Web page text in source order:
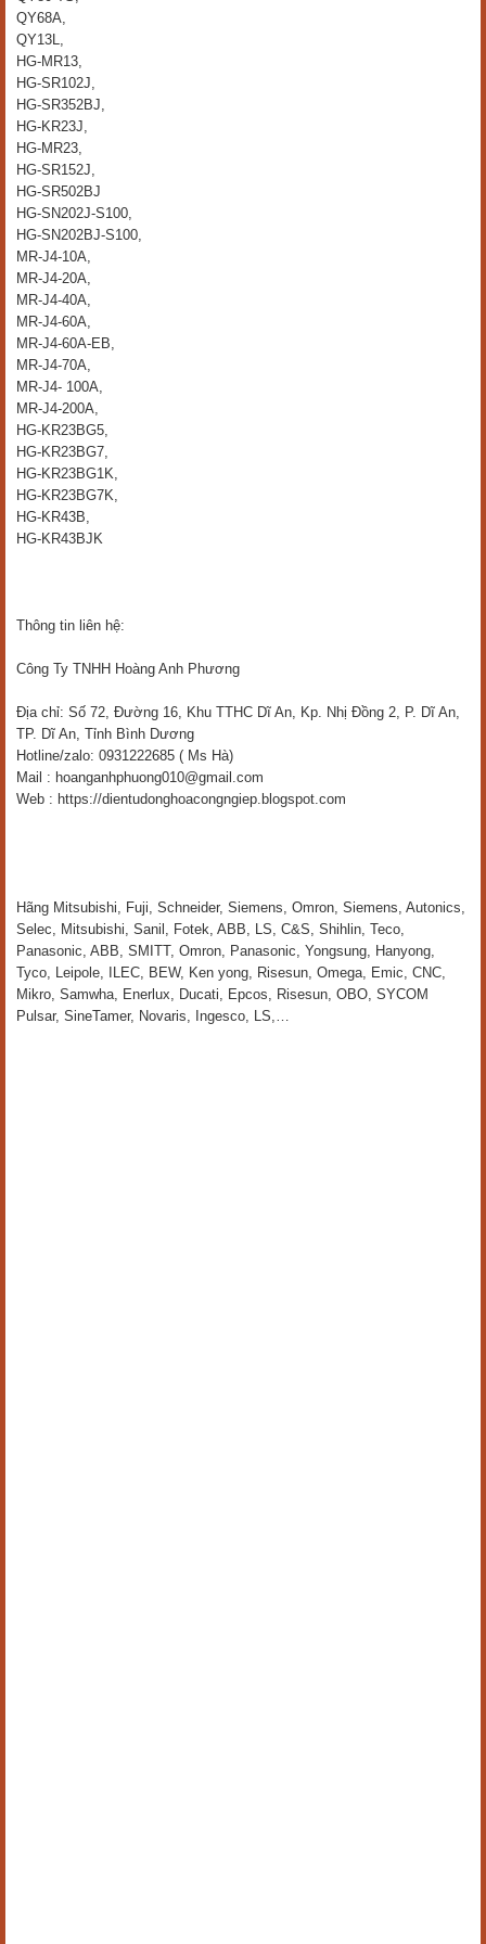
QY68A,
QY13L,
HG-MR13,
HG-SR102J,
HG-SR352BJ,
HG-KR23J,
HG-MR23,
HG-SR152J,
HG-SR502BJ
HG-SN202J-S100,
HG-SN202BJ-S100,
MR-J4-10A,
MR-J4-20A,
MR-J4-40A,
MR-J4-60A,
MR-J4-60A-EB,
MR-J4-70A,
MR-J4- 100A,
MR-J4-200A,
HG-KR23BG5,
HG-KR23BG7,
HG-KR23BG1K,
HG-KR23BG7K,
HG-KR43B,
HG-KR43BJK
Thông tin liên hệ:
Công Ty TNHH Hoàng Anh Phương
Địa chỉ: Số 72, Đường 16, Khu TTHC Dĩ An, Kp. Nhị Đồng 2, P. Dĩ An,
TP. Dĩ An, Tỉnh Bình Dương
Hotline/zalo: 0931222685 ( Ms Hà)
Mail : hoanganhphuong010@gmail.com
Web : https://dientudonghoacongngiep.blogspot.com
Hãng Mitsubishi, Fuji, Schneider, Siemens, Omron, Siemens, Autonics,
Selec, Mitsubishi, Sanil, Fotek, ABB, LS, C&S, Shihlin, Teco,
Panasonic, ABB, SMITT, Omron, Panasonic, Yongsung, Hanyong,
Tyco, Leipole, ILEC, BEW, Ken yong, Risesun, Omega, Emic, CNC,
Mikro, Samwha, Enerlux, Ducati, Epcos, Risesun, OBO, SYCOM
Pulsar, SineTamer, Novaris, Ingesco, LS,…